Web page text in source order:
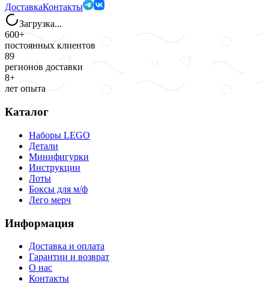
ДоставкаКонтакты
Загрузка...
600+
постоянных клиентов
89
регионов доставки
8+
лет опыта
Каталог
Наборы LEGO
Детали
Минифигурки
Инструкции
Лоты
Боксы для м/ф
Лего мерч
Информация
Доставка и оплата
Гарантии и возврат
О нас
Контакты